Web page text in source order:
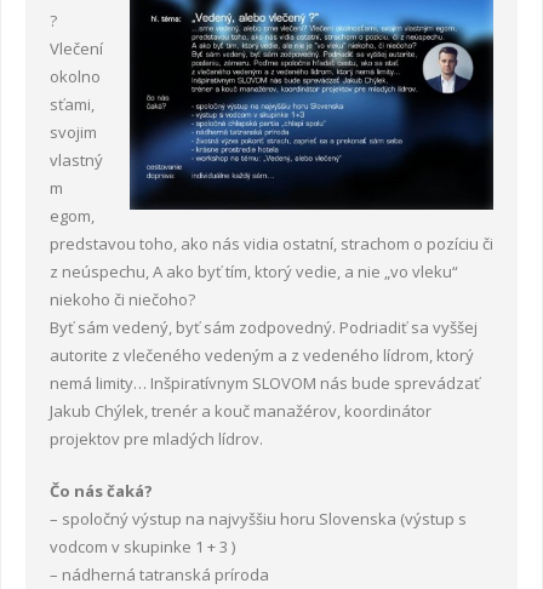
- Ždiar 2017
- Ždiar 2018
- Karolína 2019
- Baby na horách 2020
- ROHÁČE 2021 – ako dobiť baterky – chlapi spolu na
horách
Udalosti 2022
- Kongres rodín 2022
- Rodinná víkendoFka 2022
Fotogalérie
Zaujímavosti
Videozáznamy
Aktuality
Kontakty
PÍSOMNÝ SÚHLAS K SPRACÚVANIU OSOBNÝCH ÚDAJOV 2022
?
Vlečení
okolno
sťami,
svojim
vlastný
m
egom,
predstavou toho, ako nás vidia ostatní, strachom o pozíciu či
z neúspechu, A ako byť tím, ktorý vedie, a nie „vo vleku“
niekoho či niečoho?
Byť sám vedený, byť sám zodpovedný. Podriadiť sa vyššej
autorite z vlečeného vedeným a z vedeného lídrom, ktorý
nemá limity… Inšpiratívnym SLOVOM nás bude sprevádzať
Jakub Chýlek, trenér a kouč manažérov, koordinátor
projektov pre mladých lídrov.
Čo nás čaká?
– spoločný výstup na najvyššiu horu Slovenska (výstup s
vodcom v skupinke 1 + 3 )
– nádherná tatranská príroda